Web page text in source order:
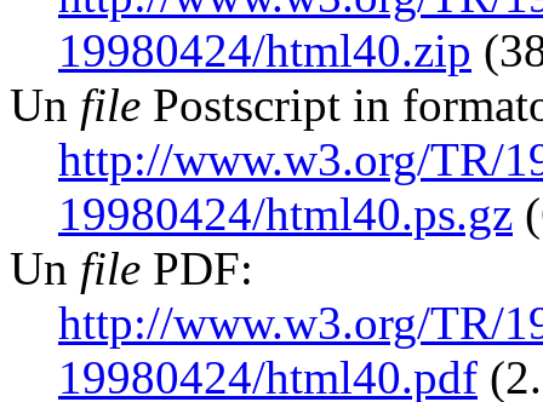
19980424/html40.zip
Un file Postscript in
http://www.w3.org/TR/
19980424/html40.ps.gz
Un file PDF:
http://www.w3.org/TR/
19980424/html40.pdf